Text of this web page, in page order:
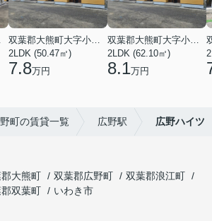
久
双葉郡大熊町大字小入野字西大和久
2LDK (50.47㎡)
7.8万円
双葉郡大熊町大字小入野字西大和久
2LDK (62.10㎡)
8.1万円
町の賃貸一覧 広野駅 広野ハイツ
大熊町 双葉郡広野町
双葉郡浪江町
双葉町
いわき市